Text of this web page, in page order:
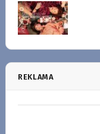
REKLAMA